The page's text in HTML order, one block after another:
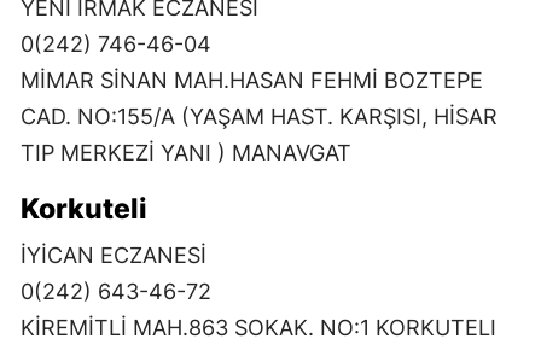
YENİ IRMAK ECZANESİ
0(242) 746-46-04
MİMAR SİNAN MAH.HASAN FEHMİ BOZTEPE
CAD. NO:155/A (YAŞAM HAST. KARŞISI, HİSAR
TIP MERKEZİ YANI ) MANAVGAT
Korkuteli
İYİCAN ECZANESİ
0(242) 643-46-72
KİREMİTLİ MAH.863 SOKAK. NO:1 KORKUTELI